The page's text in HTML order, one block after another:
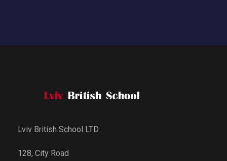
Lviv British School LTD
128, City Road